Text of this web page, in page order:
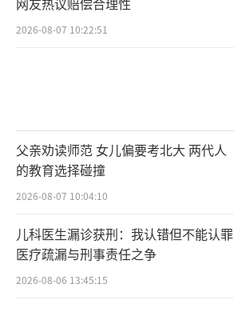
2026-08-07 10:22:51
父亲劝读师范 女儿偏要考北大 两代人
的教育选择碰撞
2026-08-07 10:04:10
儿科医生漏诊获刑：我认错但不能认罪
医疗疏漏与刑事责任之争
2026-08-06 13:45:15